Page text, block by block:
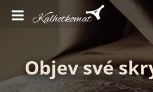
Objev své